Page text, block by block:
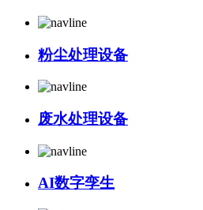
粉尘处理设备
废水处理设备
AI数字孪生